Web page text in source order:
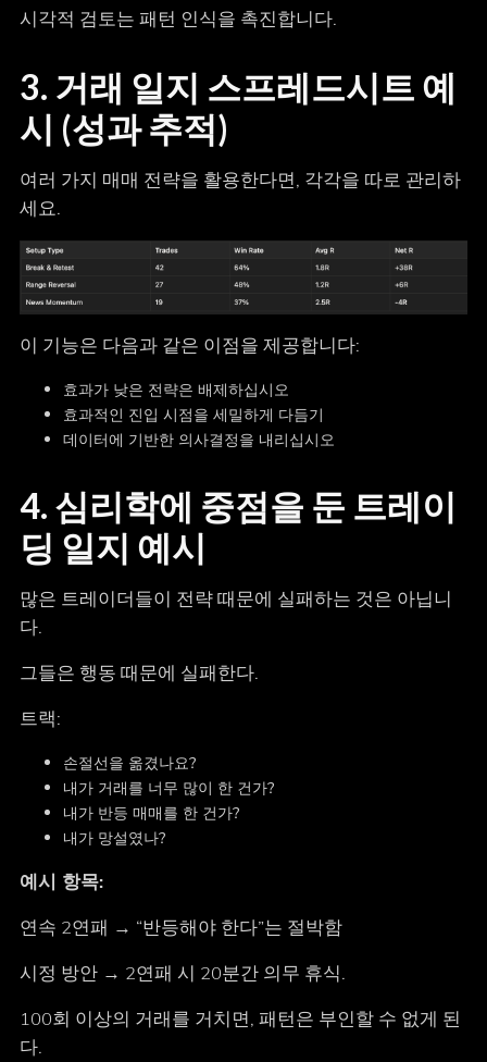
시각적 검토는 패턴 인식을 촉진합니다.
3. 거래 일지 스프레드시트 예
시 (성과 추적)
여러 가지 매매 전략을 활용한다면, 각각을 따로 관리하
세요.
이 기능은 다음과 같은 이점을 제공합니다:
효과가 낮은 전략은 배제하십시오
효과적인 진입 시점을 세밀하게 다듬기
데이터에 기반한 의사결정을 내리십시오
4. 심리학에 중점을 둔 트레이
딩 일지 예시
많은 트레이더들이 전략 때문에 실패하는 것은 아닙니
다.
그들은 행동 때문에 실패한다.
트랙:
손절선을 옮겼나요?
내가 거래를 너무 많이 한 건가?
내가 반등 매매를 한 건가?
내가 망설였나?
예시 항목:
연속 2연패 → “반등해야 한다”는 절박함
시정 방안 → 2연패 시 20분간 의무 휴식.
100회 이상의 거래를 거치면, 패턴은 부인할 수 없게 된
다.